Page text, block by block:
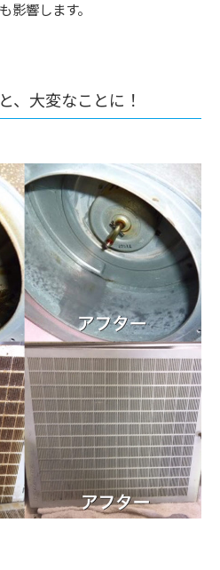
影響します。
、大変なことに！